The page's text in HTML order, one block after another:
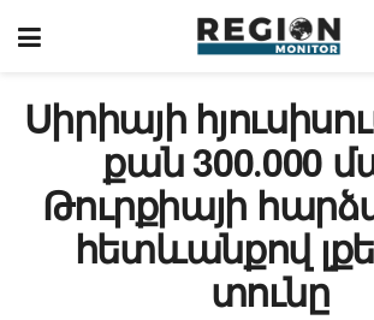
Սիրիայի
քան 300․000
Թուրքիայի
հետևանքով
տունը